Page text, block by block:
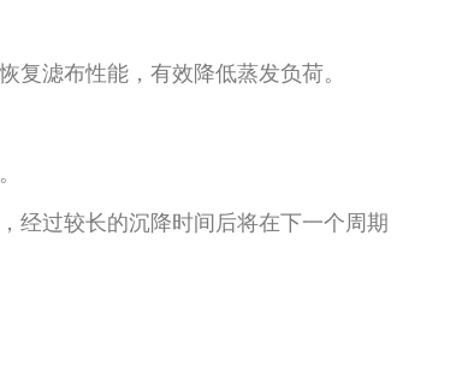
复滤布性能，有效降低蒸发负荷。
经过较长的沉降时间后将在下一个周期